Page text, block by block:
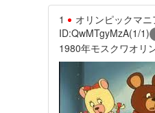
1 オリンピックマニ
ID:QwMTgyMzA(1/1)
1980年モスクワオリ